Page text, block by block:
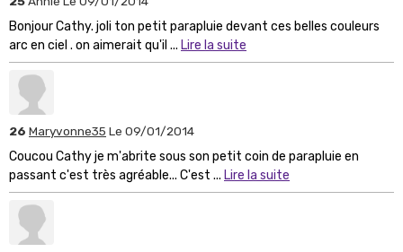
Bonjour Cathy. joli ton petit parapluie devant ces belles couleurs
arc en ciel . on aimerait qu'il ... Lire la suite
26 Maryvonne35 Le 09/01/2014
Coucou Cathy je m'abrite sous son petit coin de parapluie en
passant c'est très agréable... C'est ... Lire la suite